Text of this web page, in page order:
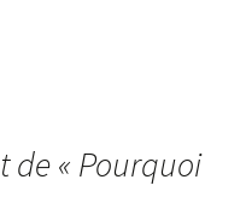
de « Pourquoi